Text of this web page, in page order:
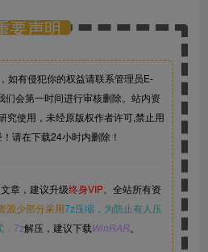
要声明
如有侵犯你的权益请联系管理员E-
们会第一时间进行审核删除。站内资
究使用，未经原版权作者许可,禁止用
请在下载24小时内删除！
章，建议升级终身VIP。 全站所有资
源少部分采用7z压缩， 为防止有人压
，7z解压，建议下载WinRAR。